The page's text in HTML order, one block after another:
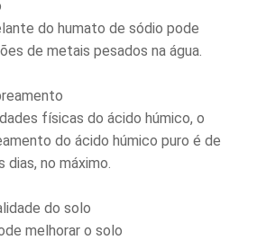
do humato de sódio pode
de metais pesados ​​na água.
físicas do ácido húmico, o
do ácido húmico puro é de
dias, no máximo.
do solo
melhorar o solo